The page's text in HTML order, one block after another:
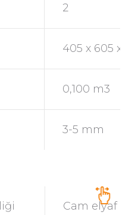
2
405 x 605 x
0,100 m3
3-5 mm
Cam elyaf